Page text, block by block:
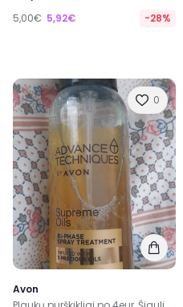
5,00€ 5,92€ -28%
0
Avon